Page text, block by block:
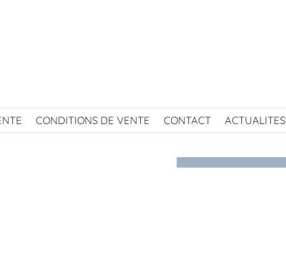
CONDITIONS DE VENTE CONTACT ACTUALITES